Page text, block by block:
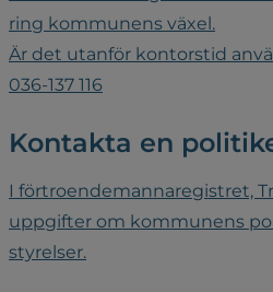
ring kommunens växel.
Är det utanför kontorstid
036-137 116
Kontakta en
I förtroendemannaregistret,
uppgifter om kommunens
styrelser.